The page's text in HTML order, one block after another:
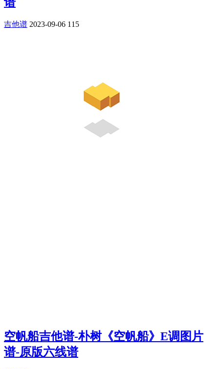
吉他谱 2023-09-06 115
空帆船吉他谱-朴树《空帆船》E调图片
谱-原版六线谱